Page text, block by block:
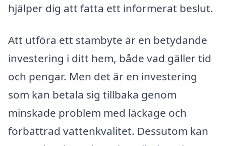
hjälper dig att fatta ett informerat beslut.
Att utföra ett stambyte är en betydande
investering i ditt hem, både vad gäller tid
och pengar. Men det är en investering
som kan betala sig tillbaka genom
minskade problem med läckage och
förbättrad vattenkvalitet. Dessutom kan